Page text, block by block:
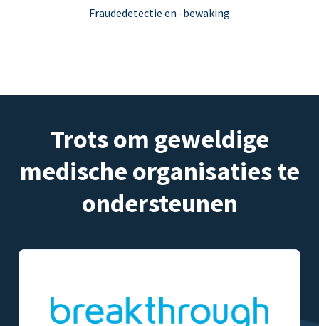
Fraudedetectie en -bewaking
Trots om geweldige
medische organisaties te
ondersteunen